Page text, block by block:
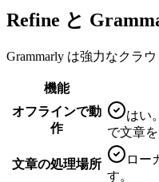
Refine と
Grammarly は強力なクラ
機能
オフラインで動
作
はい
で文章
文章の処理場所
ロー
す。